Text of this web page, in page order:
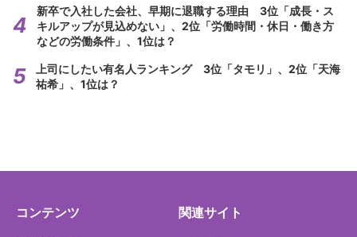
新卒で入社した会社、早期に退職する理由 3位「成長・ス
キルアップが見込めない」、2位「労働時間・休日・働き方
などの労働条件」、1位は？
上司にしたい有名人ランキング 3位「タモリ」、2位「天海
祐希」、1位は？
コンテンツ 関連サイト